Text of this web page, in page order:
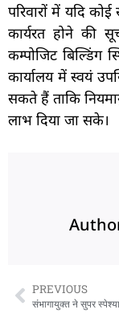
परिवारों में यदि
कार्यरत होने की
कम्पोजिट बिल्डिंग
कार्यालय में स्वयं
सकते हैं ताकि
लाभ दिया जा सके।
PREVIOUS